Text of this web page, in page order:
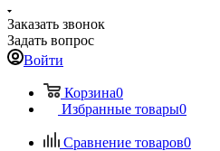
Заказать звонок
Задать вопрос
Войти
Корзина0
Избранные товары0
Сравнение товаров0